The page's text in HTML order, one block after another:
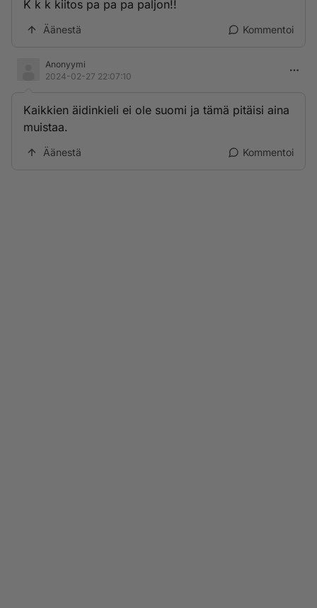
K k k kiitos pa pa pa paljon!!
Äänestä Kommentoi
Anonyymi
2024-02-27 22:07:10
Kaikkien äidinkieli ei ole suomi ja tämä pitäisi aina
muistaa.
Äänestä Kommentoi